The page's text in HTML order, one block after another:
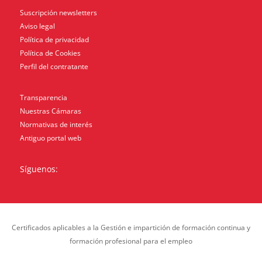
Suscripción newsletters
Aviso legal
Política de privacidad
Política de Cookies
Perfil del contratante
Transparencia
Nuestras Cámaras
Normativas de interés
Antiguo portal web
Síguenos:
Certificados aplicables a la Gestión e impartición de formación continua y
formación profesional para el empleo